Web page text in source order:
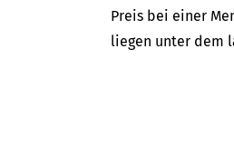
Preis bei einer
liegen unter dem